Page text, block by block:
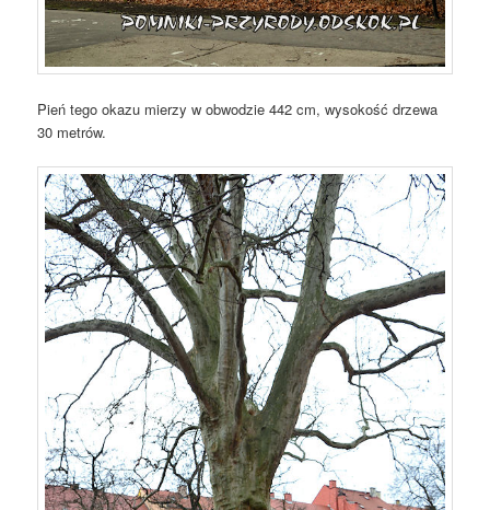
Pień tego okazu mierzy w obwodzie 442 cm, wysokość drzewa
30 metrów.